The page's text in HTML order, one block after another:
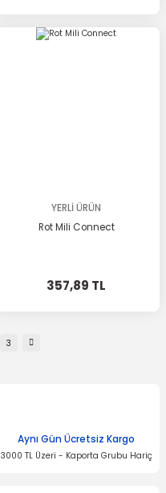
YERLİ ÜRÜN
Rot Mili Connect
357,89 TL
3
Aynı Gün Ücretsiz Kargo
3000 TL Üzeri - Kaporta Grubu Hariç